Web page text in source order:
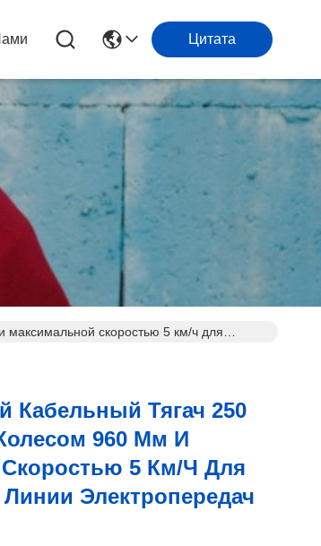
Цитата
максимальной скоростью 5 км/ч для
Кабельный Тягач 250
960 Мм И
5 Км/ч Для
Электропередач